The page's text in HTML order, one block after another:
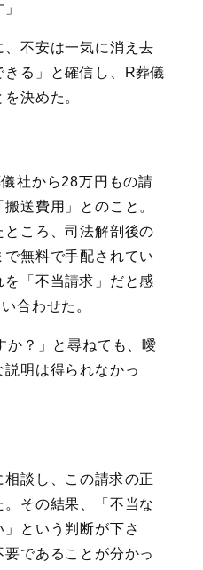
不安は一気に消え去
る」と確信し、R葬儀
決めた。
社から28万円もの請
送費用」とのこと。
ところ、司法解剖後の
無料で手配されてい
「不当請求」だと感
合わせた。
か？」と尋ねても、曖
明は得られなかっ
談し、この請求の正
その結果、「不当な
という判断が下さ
であることが分かっ